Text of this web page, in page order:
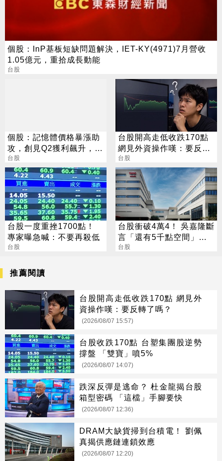
個股：InP基板短缺問題解決，IET-KY(4971)7月營收
1.05億元，重拾成長動能
台股
個股：記憶體價格暴漲助
攻，創見Q2獲利飆升，上
半年每股賺46.63元史上
最高
台股
台股開高走低收跌170點
網見外資操作嘆：要反轉
了嗎？
台股
台股一度重挫1700點！
專家曝急喊：不要再殺低
台股
台股衝破4萬4！ 吳嘉隆斷
言「還有5千點空間」：
投資台積電就是投資台灣
台股
推薦閱讀
台股開高走低收跌170點 網見外
資操作嘆：要反轉了嗎？
(2026/08/07 15:57)
台股收跌170點 台塑集團股逆勢
撐盤 「雙寶」噴5%
(2026/08/07 14:07)
跌深反彈是逃命？ 杜金龍揭台股
箱型密碼 「這檔」手腳要快
(2026/08/07 12:36)
DRAM大缺貨掃到台積電！ 劉佩
真揭供應鏈連鎖效應
(2026/08/07 12:20)